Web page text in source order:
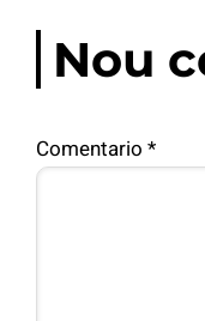
Nou
Comentario *